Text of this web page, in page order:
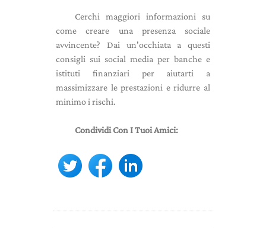
Cerchi maggiori informazioni su
come creare una presenza sociale
avvincente? Dai un'occhiata a questi
consigli sui social media per banche e
istituti finanziari per aiutarti a
massimizzare le prestazioni e ridurre al
minimo i rischi.
Condividi Con I Tuoi Amici: